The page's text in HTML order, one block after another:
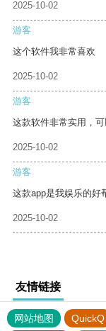
2025-10-02
游客
这个软件我非常喜欢
2025-10-02
游客
这款软件非常实用，可
2025-10-02
游客
这款app是我娱乐的好
2025-10-02
友情链接
网站地图 QuickQ